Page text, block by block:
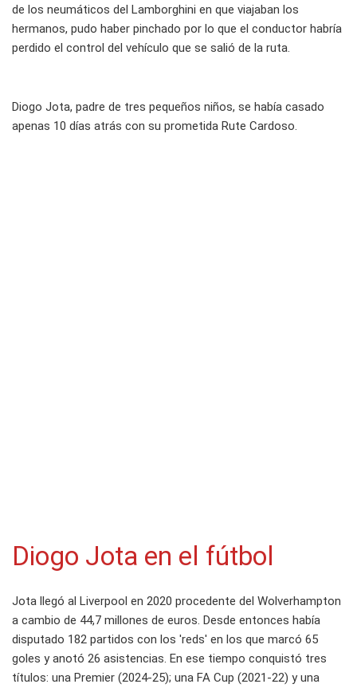
de los neumáticos del Lamborghini en que viajaban los
hermanos, pudo haber pinchado por lo que el conductor habría
perdido el control del vehículo que se salió de la ruta.
Diogo Jota, padre de tres pequeños niños, se había casado
apenas 10 días atrás con su prometida Rute Cardoso.
Diogo Jota en el fútbol
Jota llegó al Liverpool en 2020 procedente del Wolverhampton
a cambio de 44,7 millones de euros. Desde entonces había
disputado 182 partidos con los 'reds' en los que marcó 65
goles y anotó 26 asistencias. En ese tiempo conquistó tres
títulos: una Premier (2024-25); una FA Cup (2021-22) y una